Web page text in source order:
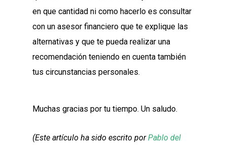
en que cantidad ni como hacerlo es consultar
con un asesor financiero que te explique las
alternativas y que te pueda realizar una
recomendación teniendo en cuenta también
tus circunstancias personales.
Muchas gracias por tu tiempo. Un saludo.
(Este artículo ha sido escrito porPablo del